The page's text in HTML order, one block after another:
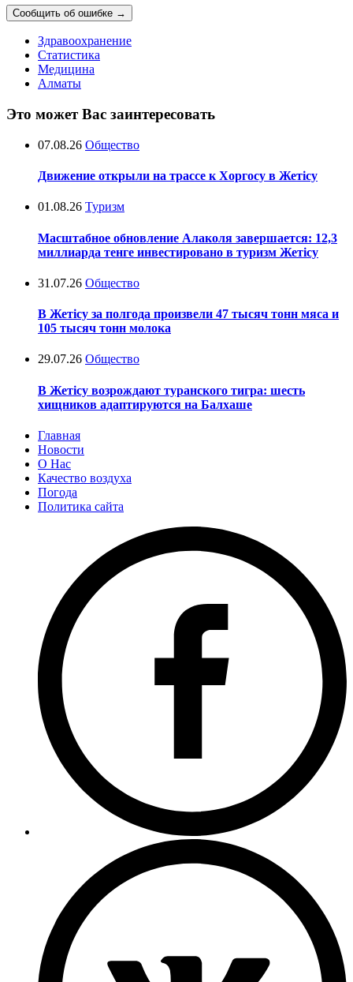
Сообщить об ошибке →
Здравоохранение
Статистика
Медицина
Алматы
Это может Вас заинтересовать
07.08.26 Общество
Движение открыли на трассе к Хоргосу в Жетісу
01.08.26 Туризм
Масштабное обновление Алаколя завершается: 12,3
миллиарда тенге инвестировано в туризм Жетісу
31.07.26 Общество
В Жетісу за полгода произвели 47 тысяч тонн мяса и
105 тысяч тонн молока
29.07.26 Общество
В Жетісу возрождают туранского тигра: шесть
хищников адаптируются на Балхаше
Главная
Новости
О Нас
Качество воздуха
Погода
Политика сайта